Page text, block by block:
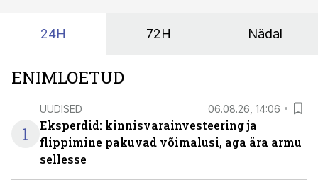
24H 72H Nädal
ENIMLOETUD
1
UUDISED 06.08.26, 14:06
Eksperdid: kinnisvarainvesteering ja
flippimine pakuvad võimalusi, aga ära armu
sellesse